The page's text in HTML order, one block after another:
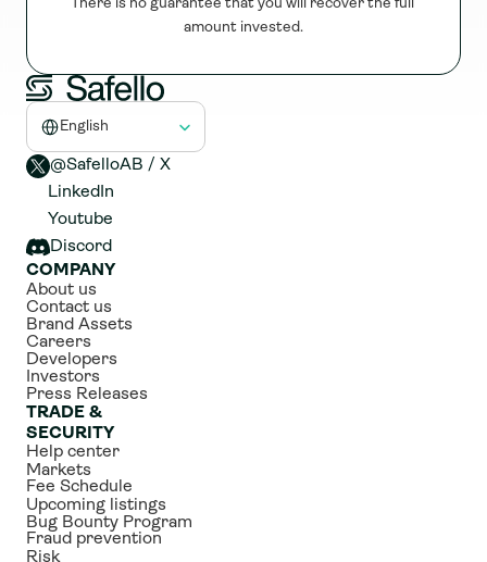
There is no guarantee that you will recover the full
amount invested.
Select Language
English
@SafelloAB / X
LinkedIn
Youtube
Discord
COMPANY
About us
Contact us
Brand Assets
Careers
Developers
Investors
Press Releases
TRADE &
SECURITY
Help center
Markets
Fee Schedule
Upcoming listings
Bug Bounty Program
Fraud prevention
Risk